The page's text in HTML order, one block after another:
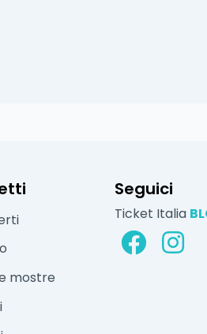
mostre
Seguici
Ticket Italia